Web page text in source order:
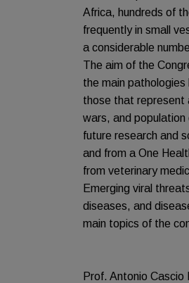
Africa, hundreds of
frequently in small
a considerable
The aim of the
the main pathologies
those that represent
wars, and
future research and
and from a One
from veterinary
Emerging viral
diseases, and
main topics of the
Prof. Antonio